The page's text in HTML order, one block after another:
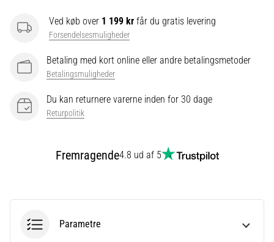
8 min. Læsning
Løberknæ:
behandling
forebyggelse
Løberknæ,
meget
Ved køb over 1 199 kr får du gratis levering
Forsendelsesmuligheder
Betaling med kort online eller andre betalingsmetoder
Betalingsmuligheder
Du kan returnere varerne inden for 30 dage
Returpolitik
Fremragende4.8 ud af 5
Parametre